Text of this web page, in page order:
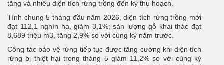
tăng và nhiều diện tích rừng trồng đến kỳ thu hoạch.
Tính chung 5 tháng đầu năm 2026, diện tích rừng trồng mới
đạt 112,1 nghìn ha, giảm 3,1%; sản lượng gỗ khai thác đạt
8,689 triệu m3, tăng 2,9% so với cùng kỳ năm trước.
Công tác bảo vệ rừng tiếp tục được tăng cường khi diện tích
rừng bị thiệt hại trong tháng 5 giảm 11,2% so với cùng kỳ